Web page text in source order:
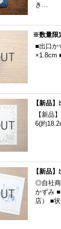
き…
※数量限
■出口か
×1.8cm
【新品
【新品
6(約
【新品
◎自社商
かずみ
店） ■